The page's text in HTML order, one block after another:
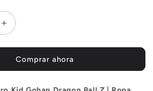
Aumentar
cantidad
para
Poleron
Dragon
Comprar ahora